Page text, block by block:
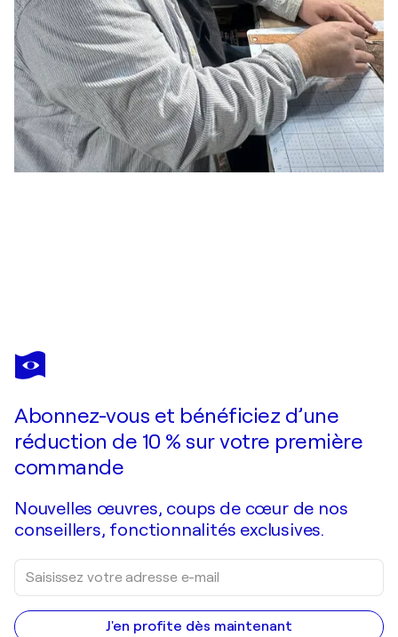
MICHAEL MATHEWS
Domain 07 (An Adventure Tale)
Abonnez-vous et bénéficiez d’une
réduction de 10 % sur votre première
commande
Nouvelles œuvres, coups de cœur de nos
conseillers, fonctionnalités exclusives.
J'en profite dès maintenant